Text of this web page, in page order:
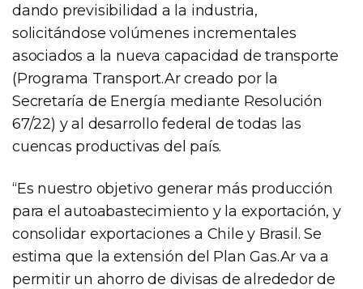
dando previsibilidad a la industria,
solicitándose volúmenes incrementales
asociados a la nueva capacidad de transporte
(Programa Transport.Ar creado por la
Secretaría de Energía mediante Resolución
67/22) y al desarrollo federal de todas las
cuencas productivas del país.
“Es nuestro objetivo generar más producción
para el autoabastecimiento y la exportación, y
consolidar exportaciones a Chile y Brasil. Se
estima que la extensión del Plan Gas.Ar va a
permitir un ahorro de divisas de alrededor de